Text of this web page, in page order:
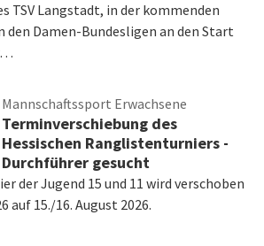
TSV Langstadt, in der kommenden
den Damen-Bundesligen an den Start
Mannschaftssport Erwachsene
Terminverschiebung des
Hessischen Ranglistenturniers -
Durchführer gesucht
der Jugend 15 und 11 wird verschoben
auf 15./16. August 2026.